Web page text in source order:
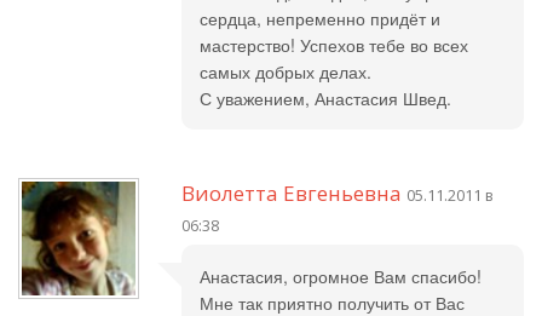
сердца, непременно придёт и
мастерство! Успехов тебе во всех
самых добрых делах.
С уважением, Анастасия Швед.
Виолетта Евгеньевна 05.11.2011 в
06:38
Анастасия, огромное Вам спасибо!
Мне так приятно получить от Вас